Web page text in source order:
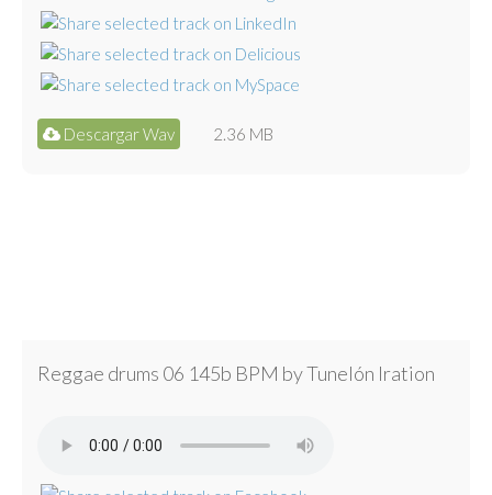
Descargar Wav 2.36 MB
Reggae drums 06 145b BPM by Tunelón Iration